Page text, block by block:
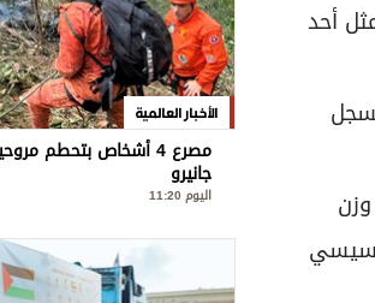
أحد
الأخبار العالمية
مصرع 4 أشخاص بتحطم
جانيرو
اليوم 11:20